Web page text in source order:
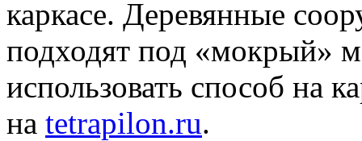
каркасе. Деревянные
подходят под «мокрый»
использовать способ на
на tetrapilon.ru.